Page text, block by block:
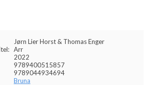
Jørn Lier Horst & Thomas Enger
Arr
2022
9789400515857
9789044934694
Bruna